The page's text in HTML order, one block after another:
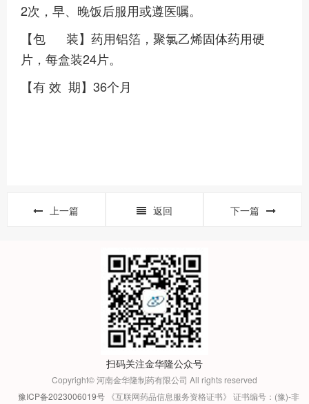
2次，早、晚饭后服用或遵医嘱。
【包 装】药用铝箔，聚氯乙烯固体药用硬
片，每盒装24片。
【有 效 期】36个月
上一篇 返回 下一篇
扫码关注金华隆公众号
Copyright© 河南金华隆制药有限公司 All rights reserved
豫ICP备2023006019号 《互联网药品信息服务资格证书》 证书编号：(豫)-非